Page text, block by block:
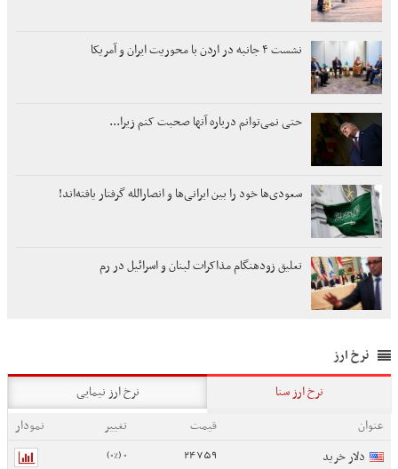
نشست ۴ جانبه در اردن با محوریت ایران و آمریکا
حتی نمی‌توانم درباره آنها صحبت کنم زیرا...
سعودی‌ها خود را بین ایرانی‌ها و انصارالله گرفتار یافته‌اند!
تعلیق زودهنگام مذاکرات لبنان و اسرائیل در رم
نرخ ارز
نرخ ارز سنا
نرخ ارز نیمایی
عنوان
قیمت تغییر
نمودار
دلار خرید
24759
0 (0%)